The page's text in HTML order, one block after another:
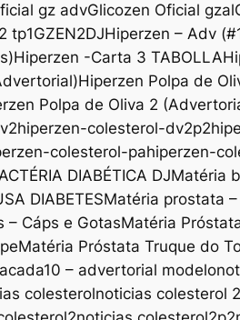
gz advGlicozen Oficial gzal
tp1GZEN2DJHiperzen – Adv
Hiperzen -Carta 3 TABOLLA
Hiperzen Polpa de
Polpa de Oliva 2
hiperzen-colesterol-dv2p2
colesterol-pahiperzen-
DIABÉTICA DJMatéria
DIABETESMatéria prostata
– Cáps e GotasMatéria
Matéria Próstata Truque do
– advertorial modelo
colesterolnoticias colesterol 2